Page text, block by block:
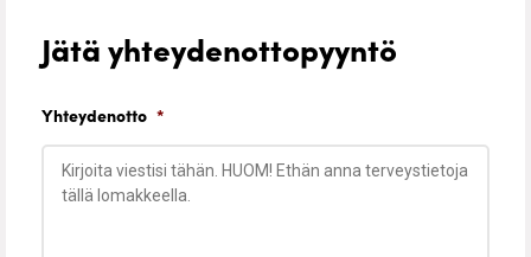
Jätä yhteydenottopyyntö
Yhteydenotto *